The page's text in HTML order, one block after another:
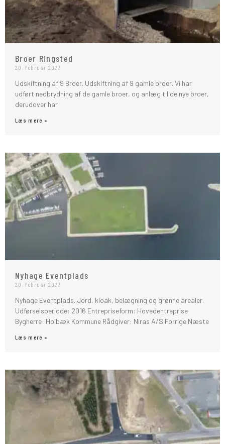
Broer Ringsted
20. februar 2023
Udskiftning af 9 Broer. Udskiftning af 9 gamle broer. Vi har
udført nedbrydning af de gamle broer, og anlæg til de nye broer,
derudover har
Læs mere »
Nyhage Eventplads
20. februar 2023
Nyhage Eventplads. Jord, kloak, belægning og grønne arealer.
Udførselsperiode: 2016 Entrepriseform: Hovedentreprise
Bygherre: Holbæk Kommune Rådgiver: Niras A/S Forrige Næste
Læs mere »